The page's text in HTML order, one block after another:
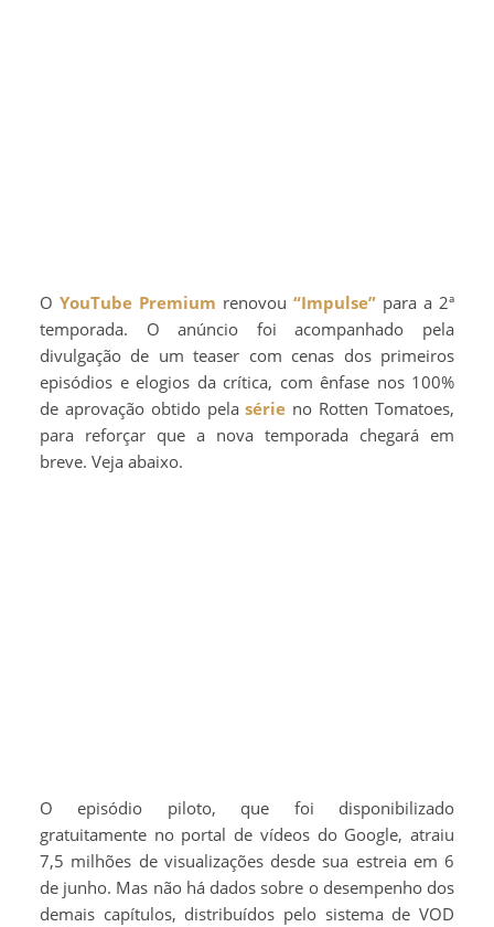
YouTube Premium renovou “Impulse” para a 2ª
temporada. O anúncio foi acompanhado pela
divulgação de um teaser com cenas dos primeiros
episódios e elogios da crítica, com ênfase nos 100%
de aprovação obtido pelasérie no Rotten Tomatoes,
para reforçar que a nova temporada chegará em
breve. Veja abaixo.
O episódio piloto, que foi disponibilizado
gratuitamente no portal de vídeos do Google, atraiu
7,5 milhões de visualizações desde sua estreia em 6
de junho. Mas não há dados sobre o desempenho dos
demais capítulos, distribuídos pelo sistema de VOD